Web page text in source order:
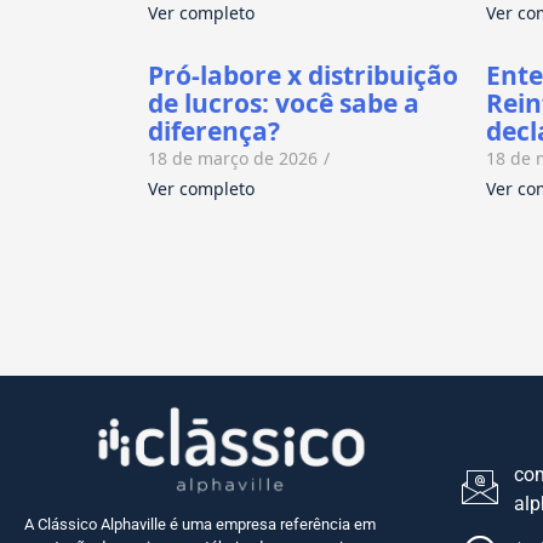
Ver completo
Ver
Pró-labore x distribuição
de lucros: você sabe a
diferença?
18 de março de 2026 /
Ver completo
18 de
Ver
A Clássico Alphaville é uma empresa referência em